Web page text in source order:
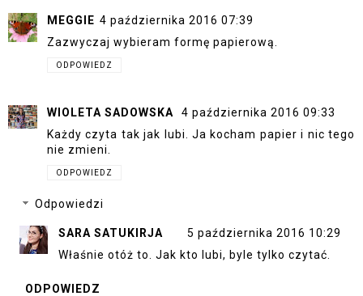
MEGGIE 4 października 2016 07:39
Zazwyczaj wybieram formę papierową.
ODPOWIEDZ
WIOLETA SADOWSKA
4 października 2016 09:33
Każdy czyta tak jak lubi. Ja kocham papier i nic tego
nie zmieni.
ODPOWIEDZ
Odpowiedzi
SARA SATUKIRJA
5 października 2016 10:29
Właśnie otóż to. Jak kto lubi, byle tylko czytać.
ODPOWIEDZ